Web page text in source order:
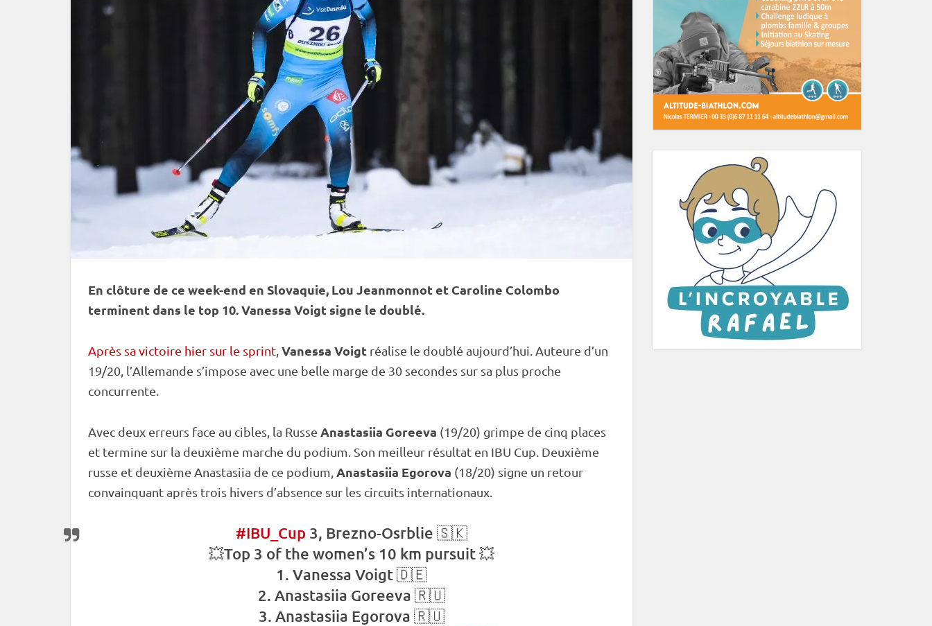
En clôture de ce week-end en Slovaquie, Lou Jeanmonnot et Caroline Colombo
terminent dans le top 10. Vanessa Voigt signe le doublé.
Après sa victoire hier sur le sprint Vanessa Voigt réalise le doublé aujourd’hui. Auteure d’un
19/20, l’Allemande s’impose avec une belle marge de 30 secondes sur sa plus proche
concurrente.
Avec deux erreurs face au cibles, la Russe Anastasiia Goreeva (19/20) grimpe de cinq places
et termine sur la deuxième marche du podium. Son meilleur résultat en IBU Cup . Deuxième
russe et deuxième Anastasiia de ce podium, Anastasiia Egorova (18/20) signe un retour
convainquant après trois hivers d’absence sur les circuits internationaux.
#IBU_Cup 3, Brezno-Osrblie 🇸🇰
💥Top 3 of the women’s 10 km pursuit 💥
1. Vanessa Voigt 🇩🇪
2. Anastasiia Goreeva 🇷🇺
3. Anastasiia Egorova 🇷🇺